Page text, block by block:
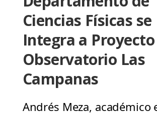
Ciencias Físicas se
Integra a
Observatorio Las
Campanas
Andrés Meza, académico